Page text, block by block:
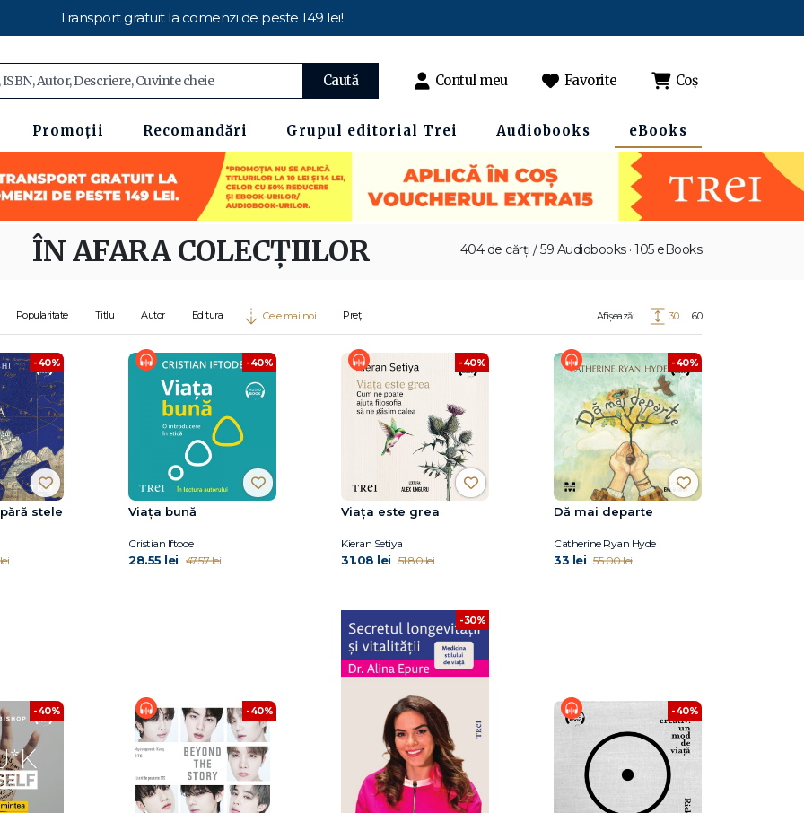
Transport gratuit la comenzi de peste 149 lei!
Caută Contul meu Favorite Coș
Promoții Recomandări Grupul editorial Trei Audiobooks eBooks
404 de cărți / 59 Audiobooks · 105 eBooks
ÎN AFARA COLECȚIILOR
Popularitate Titlu Autor Editura Cele mai noi Preț Afișează: 30 60
-40%
stele
-40%
Viața bună
Cristian Iftode
28.55 lei 47.57 lei
-40%
Viața este grea
Kieran Setiya
31.08 lei 51.80 lei
-40%
Dă mai departe
Catherine Ryan Hyde
33 lei 55.00 lei
-40% -40%
-30%
-40%